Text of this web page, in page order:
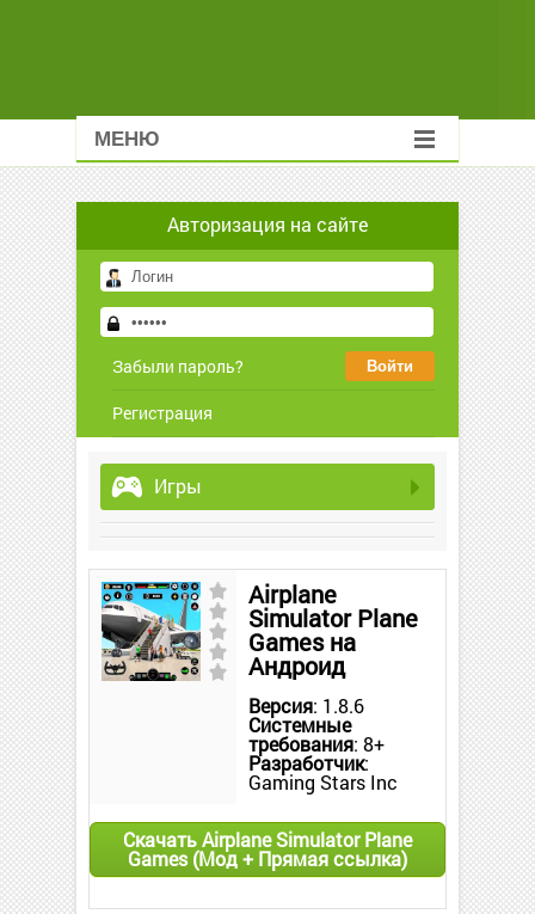
МЕНЮ
Авторизация на сайте
Забыли пароль?
Регистрация
Игры
Airplane
Simulator Plane
Games на
Андроид
Версия: 1.8.6
Системные
требования: 8+
Разработчик:
Gaming Stars Inc
Скачать Airplane Simulator Plane
Games (Мод + Прямая ссылка)